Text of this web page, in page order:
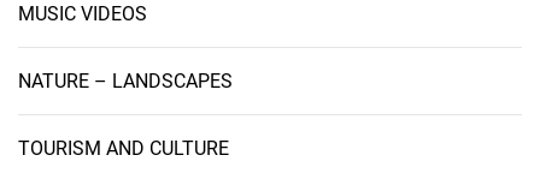
MUSIC VIDEOS
NATURE – LANDSCAPES
TOURISM AND CULTURE